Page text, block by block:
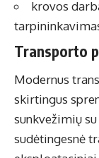
krovos
Transporto
Modernus
skirtingus
sunkvežimių
sudėtingesnė